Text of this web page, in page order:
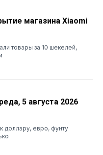
магазина Xiaomi
товары за 10 шекелей,
5 августа 2026
доллару, евро, фунту